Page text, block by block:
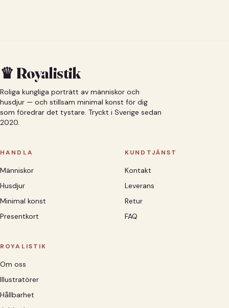
♛ Royalistik
Roliga kungliga porträtt av människor och
husdjur — och stillsam minimal konst för dig
som föredrar det tystare. Tryckt i Sverige sedan
2020.
HANDLA
Människor
Husdjur
Minimal konst
Presentkort
KUNDTJÄNST
Kontakt
Leverans
Retur
FAQ
ROYALISTIK
Om oss
Illustratörer
Hållbarhet